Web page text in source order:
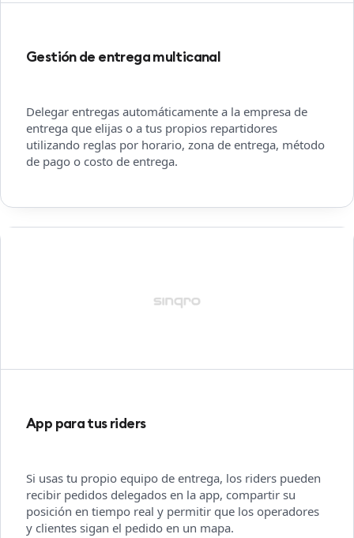
Gestión de entrega multicanal
Delegar entregas automáticamente a la empresa de
entrega que elijas o a tus propios repartidores
utilizando reglas por horario, zona de entrega, método
de pago o costo de entrega.
App para tus riders
Si usas tu propio equipo de entrega, los riders pueden
recibir pedidos delegados en la app, compartir su
posición en tiempo real y permitir que los operadores
y clientes sigan el pedido en un mapa.